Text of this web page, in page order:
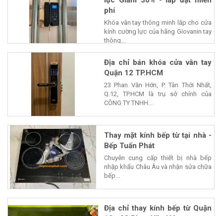
phí
Khóa vân tay thông minh lắp cho cửa
kính cường lực của hãng Giovanin tay
thông...
Địa chỉ bán khóa cửa vân tay
Quận 12 TP.HCM
23 Phan Văn Hớn, P. Tân Thới Nhất,
Q.12, TP.HCM là trụ sở chính của
CÔNG TY TNHH...
Thay mặt kính bếp từ tại nhà -
Bếp Tuấn Phát
Chuyên cung cấp thiết bị nhà bếp
nhập khẩu Châu Âu và nhận sửa chữa
bếp...
Địa chỉ thay kính bếp từ Quận